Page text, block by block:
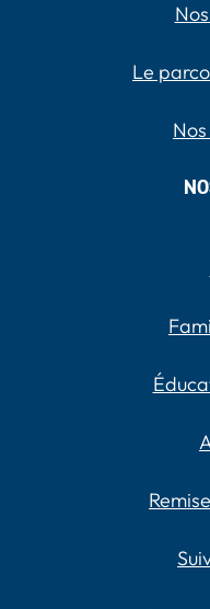
Le